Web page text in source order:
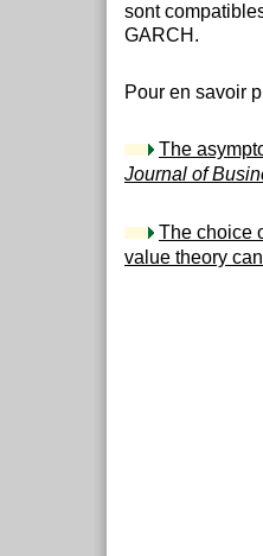
sont
GARCH.
Pour en savoir
The
Journal of
The choice
value theory